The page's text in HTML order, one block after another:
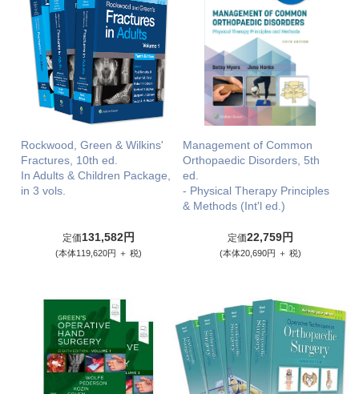
Rockwood, Green & Wilkins'
Fractures, 10th ed.
In Adults & Children Package,
in 3 vols.
定価131,582円
(本体119,620円 ＋ 税)
Management of Common
Orthopaedic Disorders, 5th
ed.
- Physical Therapy Principles
& Methods (Int'l ed.)
定価22,759円
(本体20,690円 ＋ 税)